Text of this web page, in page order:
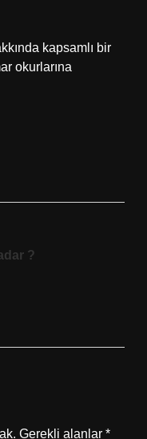
kapsamlı bir
okurlarına
?
Gerekli alanlar *